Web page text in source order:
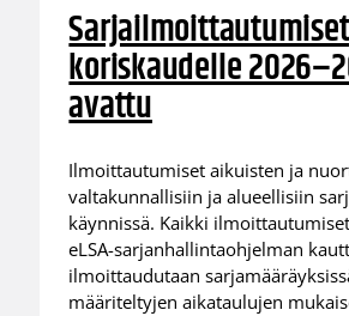
Sarjailmoittautumiset
koriskaudelle
avattu
Ilmoittautumiset aikuisten ja
valtakunnallisiin ja alueellisiin
käynnissä. Kaikki
eLSA-sarjanhallintaohjelman
ilmoittaudutaan
määriteltyjen aikataulujen